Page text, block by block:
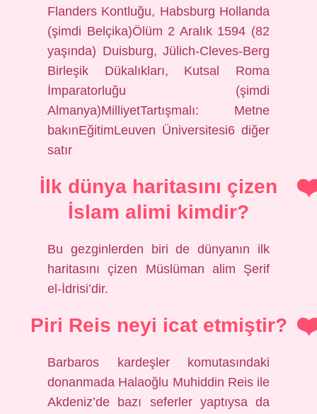
Flanders Kontluğu, Habsburg Hollanda
(şimdi Belçika)Ölüm 2 Aralık 1594 (82
yaşında) Duisburg, Jülich-Cleves-Berg
Birleşik Dükalıkları, Kutsal Roma
İmparatorluğu (şimdi
Almanya)MilliyetTartışmalı: Metne
bakınEğitimLeuven Üniversitesi6 diğer
satır
İlk dünya haritasını çizen
İslam alimi kimdir?
Bu gezginlerden biri de dünyanın ilk
haritasını çizen Müslüman alim Şerif
el-İdrisi’dir.
Piri Reis neyi icat etmiştir?
Barbaros kardeşler komutasındaki
donanmada Halaoğlu Muhiddin Reis ile
Akdeniz’de bazı seferler yaptıysa da